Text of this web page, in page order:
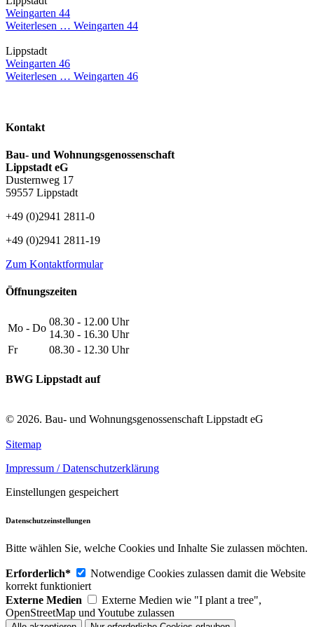
Weingarten 44
Weiterlesen … Weingarten 44
Lippstadt
Weingarten 46
Weiterlesen … Weingarten 46
Kontakt
Bau- und Wohnungsgenossenschaft
Lippstadt eG
Dusternweg 17
59557 Lippstadt
+49 (0)2941 2811-0
+49 (0)2941 2811-19
Zum Kontaktformular
Öffnungszeiten
Mo - Do
08.30 - 12.00 Uhr
14.30 - 16.30 Uhr
Fr
08.30 - 12.30 Uhr
BWG Lippstadt auf
© 2026. Bau- und Wohnungsgenossenschaft Lippstadt eG
Sitemap
Impressum / Datenschutzerklärung
Einstellungen gespeichert
Datenschutzeinstellungen
Bitte wählen Sie, welche Cookies und Inhalte Sie zulassen möchten.
Erforderlich*
Notwendige Cookies zulassen damit die Website
korrekt funktioniert
Externe Medien
Externe Medien wie "I plant a tree",
OpenStreetMap und Youtube zulassen